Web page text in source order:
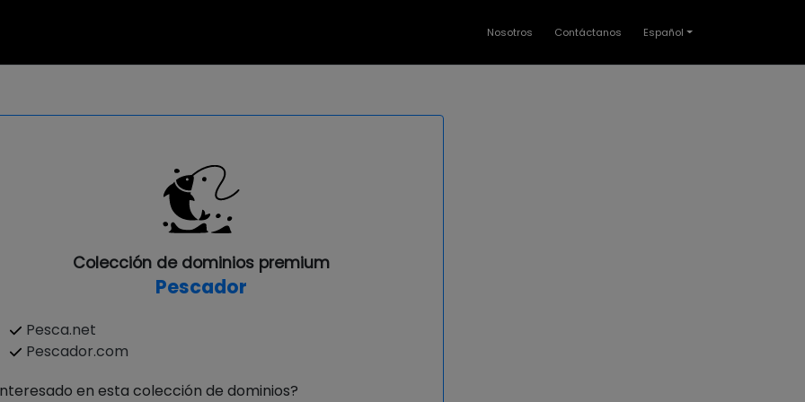
Nosotros Contáctanos Español
Colección de dominios premium
Pescador
Pesca.net
Pescador.com
en esta colección de dominios?